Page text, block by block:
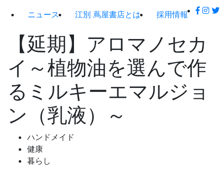
ニュース 江別 蔦屋書店とは 採用情報
【延期】アロマノセカ
イ～植物油を選んで作
るミルキーエマルジョ
ン（乳液）～
ハンドメイド
健康
暮らし